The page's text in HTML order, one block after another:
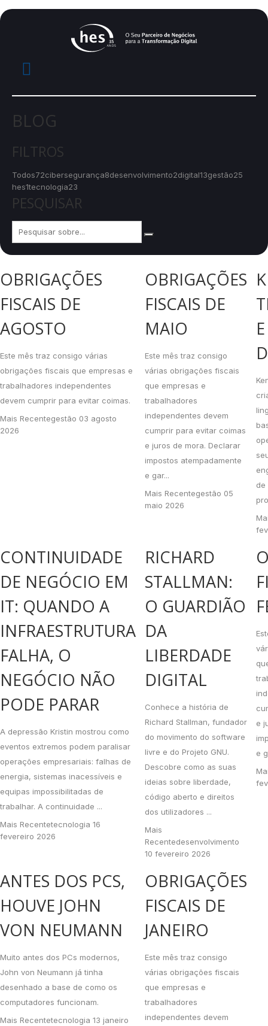
BLOG
FILTROS
Todos72cibersegurança8desenvolvimento2digital13gestão25
hes1tecnologia23
PESQUISAR
OBRIGAÇÕES
FISCAIS DE
AGOSTO
Este mês traz consigo várias
obrigações fiscais que empresas e
trabalhadores independentes
devem cumprir para evitar coimas.
Mais Recentegestão 03 agosto
2026
OBRIGAÇÕES
FISCAIS DE
MAIO
Este mês traz consigo
várias obrigações fiscais
que empresas e
trabalhadores
independentes devem
cumprir para evitar coimas
e juros de mora. Declarar
impostos atempadamente
e gar...
Mais Recentegestão 05
maio 2026
de
CONTINUIDADE
DE NEGÓCIO EM
IT: QUANDO A
INFRAESTRUTURA
FALHA, O
NEGÓCIO NÃO
PODE PARAR
A depressão Kristin mostrou como
eventos extremos podem paralisar
operações empresariais: falhas de
energia, sistemas inacessíveis e
equipas impossibilitadas de
trabalhar. A continuidade ...
Mais Recentetecnologia 16
fevereiro 2026
RICHARD
STALLMAN:
O GUARDIÃO
DA
LIBERDADE
DIGITAL
Conhece a história de
Richard Stallman, fundador
do movimento do software
livre e do Projeto GNU.
Descobre como as suas
ideias sobre liberdade,
código aberto e direitos
dos utilizadores ...
Mais
Recentedesenvolvimento
10 fevereiro 2026
e
e
ANTES DOS PCS,
HOUVE JOHN
VON NEUMANN
Muito antes dos PCs modernos,
John von Neumann já tinha
desenhado a base de como os
computadores funcionam.
Mais Recentetecnologia 13 janeiro
OBRIGAÇÕES
FISCAIS DE
JANEIRO
Este mês traz consigo
várias obrigações fiscais
que empresas e
trabalhadores
independentes devem